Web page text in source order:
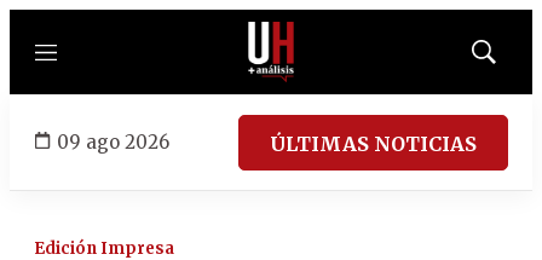
Menú
Mostrar
09 ago 2026 ÚLTIMAS NOTICIAS
Edición Impresa